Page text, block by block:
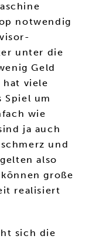
notwendig
unter die
Geld
hat viele
Spiel um
wie
ja auch
und
also
große
realisiert
sich die